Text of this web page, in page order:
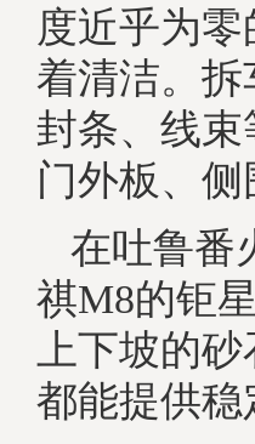
度近乎为
着清洁。
封条、线
门外板、
在吐鲁番
祺M8的钜
上下坡的
都能提供